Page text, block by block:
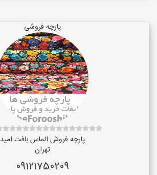
پارچه فروشی
پارچه فروش الماس بافت امید
تهران
09121750209